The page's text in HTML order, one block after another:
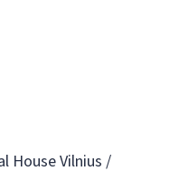
House Vilnius /